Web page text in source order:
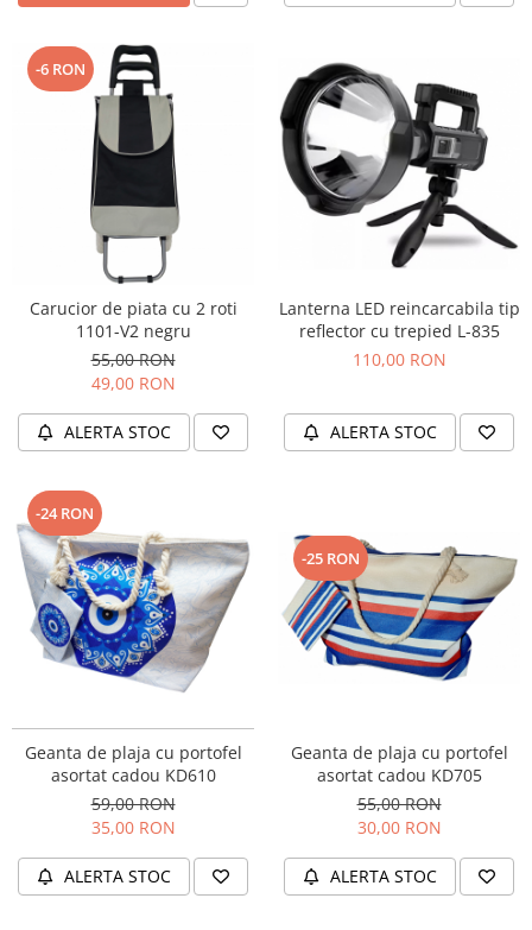
-6 RON
Carucior de piata cu 2 roti
1101-V2 negru
55,00 RON
49,00 RON
ALERTA STOC
Lanterna LED reincarcabila tip
reflector cu trepied L-835
110,00 RON
ALERTA STOC
-24 RON
Geanta de plaja cu portofel
asortat cadou KD610
59,00 RON
35,00 RON
ALERTA STOC
-25 RON
Geanta de plaja cu portofel
asortat cadou KD705
55,00 RON
30,00 RON
ALERTA STOC